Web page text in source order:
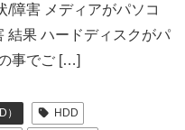
障害 メディアがパソコ
結果 ハードディスクがパ
事でご […]
HDD